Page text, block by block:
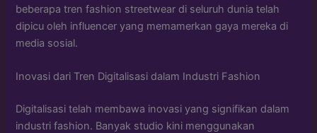
beberapa tren fashion streetwear di seluruh dunia telah
dipicu oleh influencer yang memamerkan gaya mereka di
media sosial.
Inovasi dari Tren Digitalisasi dalam Industri Fashion
Digitalisasi telah membawa inovasi yang signifikan dalam
industri fashion. Banyak studio kini menggunakan